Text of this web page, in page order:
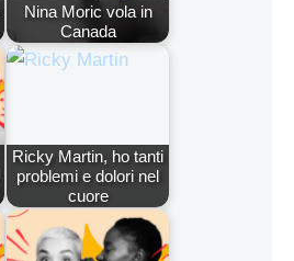
Nina Moric vola in
Canada
Ricky Martin, ho tanti
problemi e dolori nel
cuore